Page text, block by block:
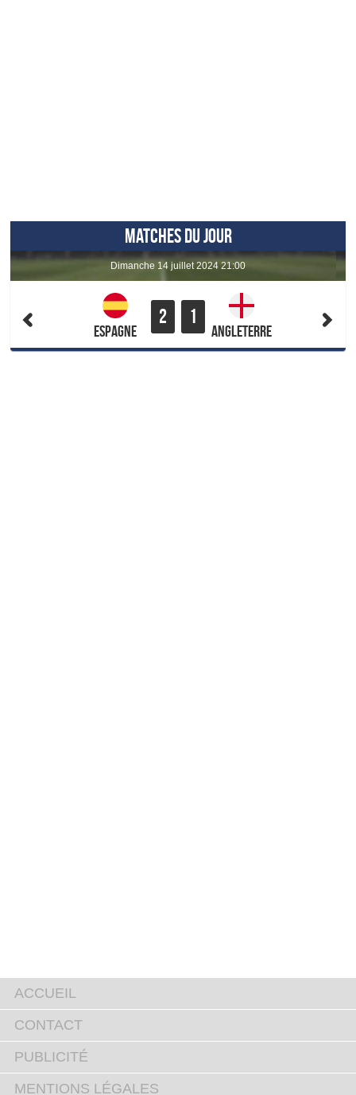
MATCHES DU JOUR
dimanche 14 juillet 2024 21:00
Espagne
2 1
Angleterre
ACCUEIL
CONTACT
PUBLICITÉ
MENTIONS LÉGALES